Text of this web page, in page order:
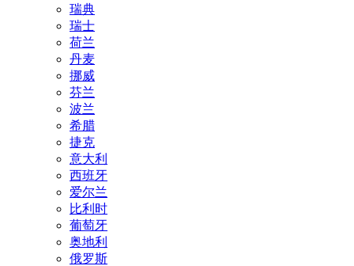
瑞典
瑞士
荷兰
丹麦
挪威
芬兰
波兰
希腊
捷克
意大利
西班牙
爱尔兰
比利时
葡萄牙
奥地利
俄罗斯